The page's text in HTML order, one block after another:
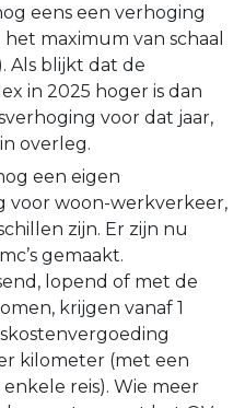
eens een verhoging
maximum van schaal
Als blijkt dat de
in 2025 hoger is dan
voor dat jaar,
overleg.
een eigen
voor woon-werkverkeer,
zijn. Er zijn nu
gemaakt.
lopend of met de
krijgen vanaf 1
kilometer (met een
reis). Wie meer